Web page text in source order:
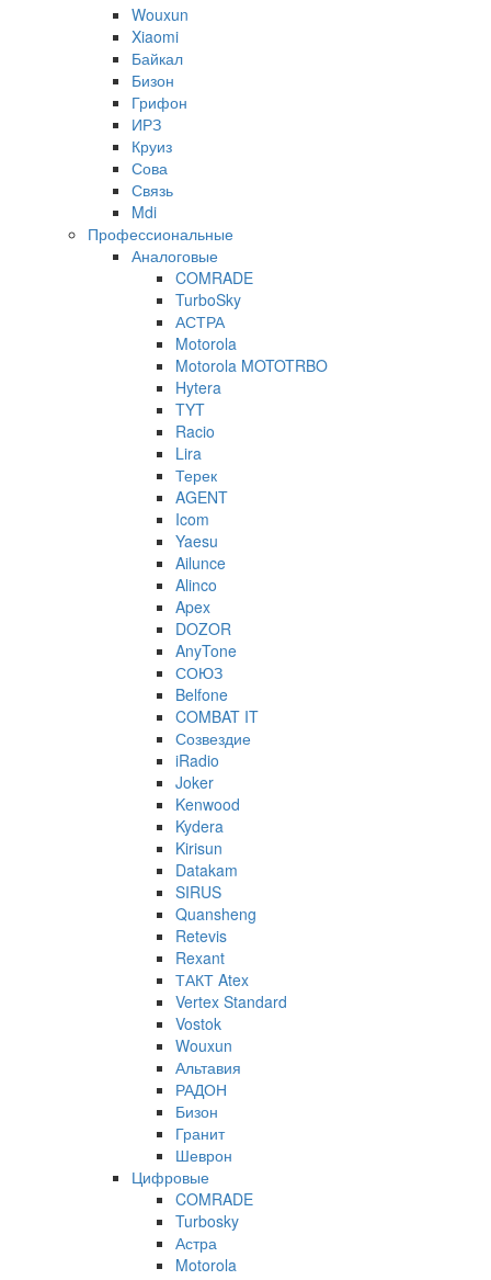
Wouxun
Xiaomi
Байкал
Бизон
Грифон
ИРЗ
Круиз
Сова
Связь
Mdi
Профессиональные
Аналоговые
COMRADE
TurboSky
АСТРА
Motorola
Motorola MOTOTRBO
Hytera
TYT
Racio
Lira
Терек
AGENT
Icom
Yaesu
Ailunce
Alinco
Apex
DOZOR
AnyTone
СОЮЗ
Belfone
COMBAT IT
Созвездие
iRadio
Joker
Kenwood
Kydera
Kirisun
Datakam
SIRUS
Quansheng
Retevis
Rexant
ТАКТ Atex
Vertex Standard
Vostok
Wouxun
Альтавия
РАДОН
Бизон
Гранит
Шеврон
Цифровые
COMRADE
Turbosky
Астра
Motorola